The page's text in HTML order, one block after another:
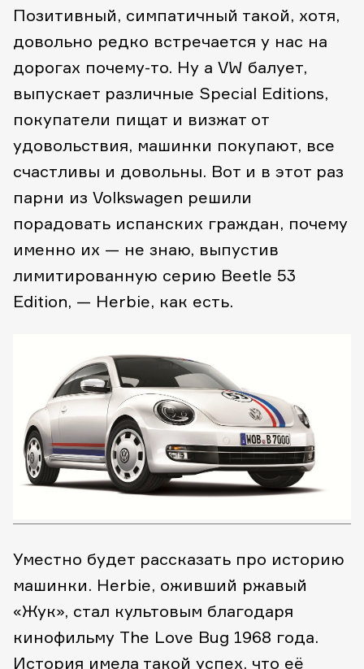
Позитивный, симпатичный такой, хотя,
довольно редко встречается у нас на
дорогах почему-то. Ну а VW балует,
выпускает различные Special Editions,
покупатели пищат и визжат от
удовольствия, машинки покупают, все
счастливы и довольны. Вот и в этот раз
парни из Volkswagen решили
порадовать испанских граждан, почему
именно их — не знаю, выпустив
лимитированную серию Beetle 53
Edition, — Herbie, как есть.
Уместно будет рассказать про историю
машинки. Herbie, оживший ржавый
«Жук», стал культовым благодаря
кинофильму The Love Bug 1968 года.
История имела такой успех, что её